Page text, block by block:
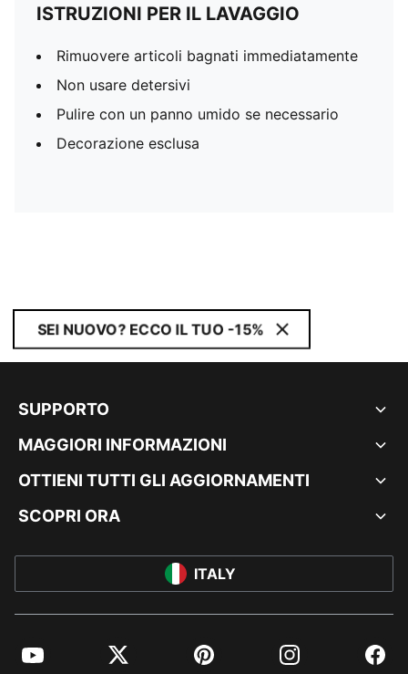
ISTRUZIONI PER IL LAVAGGIO
Rimuovere articoli bagnati immediatamente
Non usare detersivi
Pulire con un panno umido se necessario
Decorazione esclusa
SEI NUOVO? ECCO IL TUO -15%
SUPPORTO
MAGGIORI INFORMAZIONI
OTTIENI TUTTI GLI AGGIORNAMENTI
SCOPRI ORA
ITALY
YouTube Twitter Pinterest Instagram